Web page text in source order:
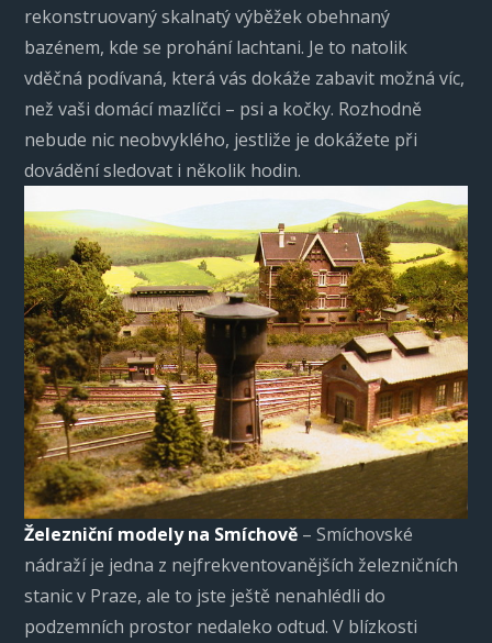
rekonstruovaný skalnatý výběžek obehnaný
bazénem, kde se prohání lachtani. Je to natolik
vděčná podívaná, která vás dokáže zabavit možná víc,
než vaši domácí mazlíčci – psi a kočky. Rozhodně
nebude nic neobvyklého, jestliže je dokážete při
dovádění sledovat i několik hodin.
Železniční modely na Smíchově – Smíchovské
nádraží je jedna z nejfrekventovanějších železničních
stanic v Praze, ale to jste ještě nenahlédli do
podzemních prostor nedaleko odtud. V blízkosti